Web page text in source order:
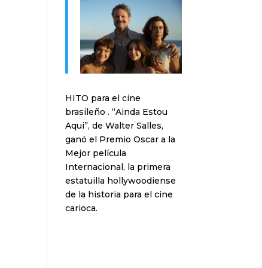
HITO para el cine
brasileño . “Ainda Estou
Aqui”, de Walter Salles,
ganó el Premio Oscar a la
Mejor película
Internacional, la primera
estatuilla hollywoodiense
de la historia para el cine
carioca.